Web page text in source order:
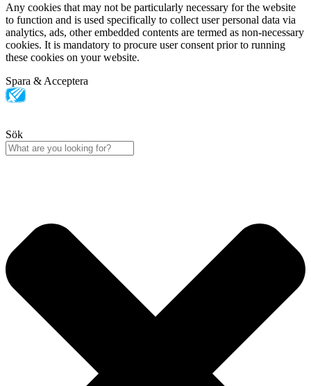
Any cookies that may not be particularly necessary for the website
to function and is used specifically to collect user personal data via
analytics, ads, other embedded contents are termed as non-necessary
cookies. It is mandatory to procure user consent prior to running
these cookies on your website.
Spara & Acceptera
Sök